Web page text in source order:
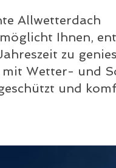
Allwetterdach
Ihnen,
zu
Wetter- und
und